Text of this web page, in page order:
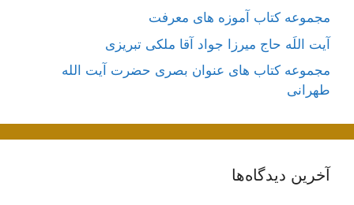
مجموعه کتاب آموزه های معرفت
آیت اللَه حاج میرزا جواد آقا ملکی تبریزی
مجموعه کتاب های عنوان بصری حضرت آیت الله
طهرانی
آخرین دیدگاه‌ها